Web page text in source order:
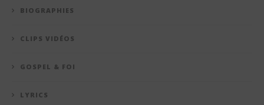
BIOGRAPHIES
CLIPS VIDÉOS
GOSPEL & FOI
LYRICS